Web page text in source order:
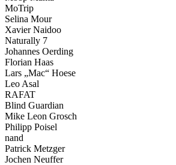
MoTrip
Selina Mour
Xavier Naidoo
Naturally 7
Johannes Oerding
Florian Haas
Lars „Mac“ Hoese
Leo Asal
RAFAT
Blind Guardian
Mike Leon Grosch
Philipp Poisel
nand
Patrick Metzger
Jochen Neuffer